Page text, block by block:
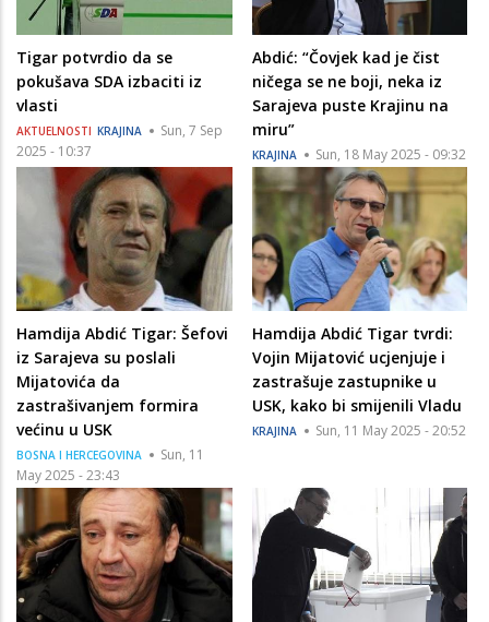
Tigar potvrdio da se
pokušava SDA izbaciti iz
vlasti
AKTUELNOSTI KRAJINA
Sun, 7 Sep
2025 - 10:37
Abdić: “Čovjek kad je čist
ničega se ne boji, neka iz
Sarajeva puste Krajinu na
miru”
KRAJINA Sun, 18 May 2025 - 09:32
Hamdija Abdić Tigar: Šefovi
iz Sarajeva su poslali
Mijatovića da
zastrašivanjem formira
većinu u USK
BOSNA I HERCEGOVINA
Sun, 11
May 2025 - 23:43
Hamdija Abdić Tigar tvrdi:
Vojin Mijatović ucjenjuje i
zastrašuje zastupnike u
USK, kako bi smijenili Vladu
KRAJINA Sun, 11 May 2025 - 20:52